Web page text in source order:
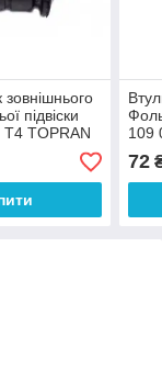
підвіски
Т4 TOPRAN
109
72